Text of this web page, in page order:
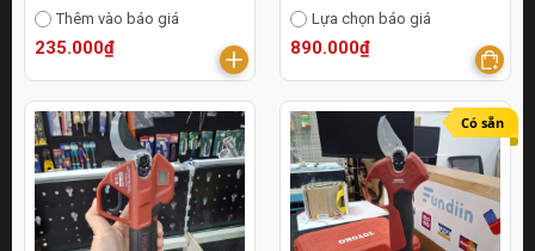
Thêm vào báo giá
235.000₫
Lựa chọn báo giá
890.000₫
Có sẵn